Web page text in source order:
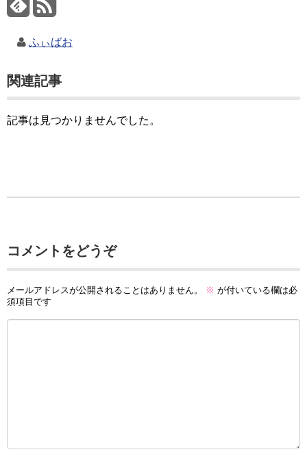
ふぃばお
関連記事
記事は見つかりませんでした。
コメントをどうぞ
メールアドレスが公開されることはありません。 ※ が付いている欄は必
須項目です